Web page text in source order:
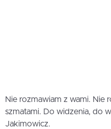
Nie rozmawiam z wami. Nie
szmatami. Do widzenia, do
Jakimowicz.